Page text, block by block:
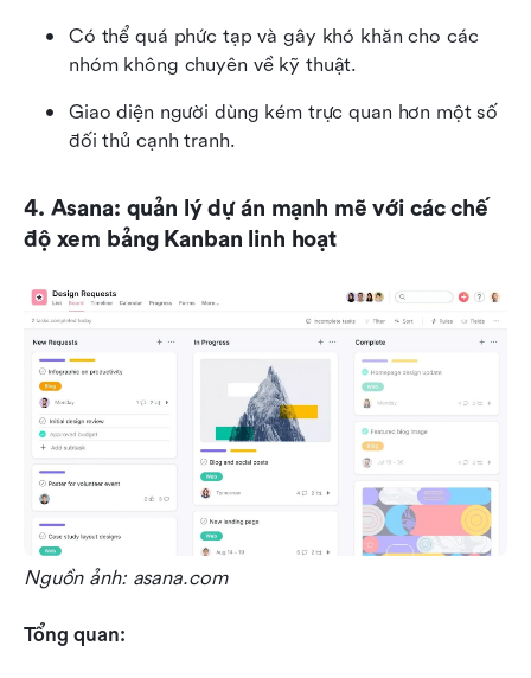
Có thể quá phức tạp và gây khó khăn cho các
nhóm không chuyên về kỹ thuật.
Giao diện người dùng kém trực quan hơn một số
đối thủ cạnh tranh.
4. Asana: quản lý dự án mạnh mẽ với các chế
độ xem bảng Kanban linh hoạt
Nguồn ảnh: asana.com
Tổng quan: